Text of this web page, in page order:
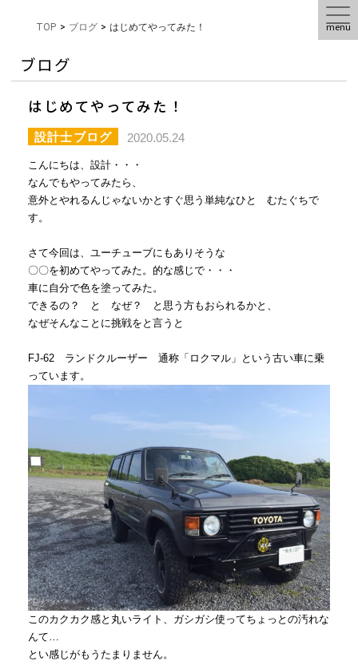
menu
TOP > ブログ > はじめてやってみた！
ブログ
はじめてやってみた！
設計士ブログ 2020.05.24
こんにちは、設計・・・
なんでもやってみたら、
意外とやれるんじゃないかとすぐ思う単純なひと むたぐちで
す。
さて今回は、ユーチューブにもありそうな
〇〇を初めてやってみた。的な感じで・・・
車に自分で色を塗ってみた。
できるの？ と なぜ？ と思う方もおられるかと、
なぜそんなことに挑戦をと言うと
FJ-62 ランドクルーザー 通称「ロクマル」という古い車に乗
っています。
このカクカク感と丸いライト、ガシガシ使ってちょっとの汚れな
んて…
とい感じがもうたまりません。